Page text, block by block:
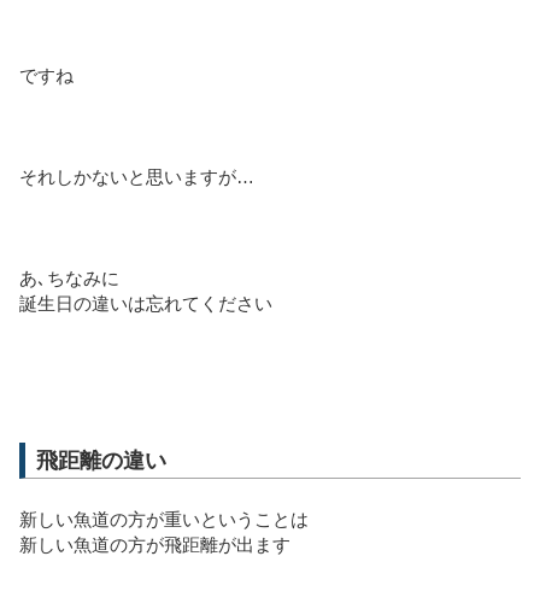
ですね
それしかないと思いますが…
あ､ちなみに
誕生日の違いは忘れてください
飛距離の違い
新しい魚道の方が重いということは
新しい魚道の方が飛距離が出ます